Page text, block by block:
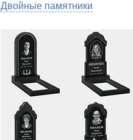
Двойные памятники